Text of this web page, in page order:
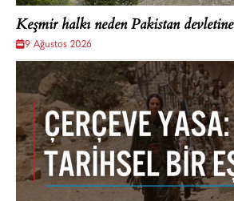
Keşmir halkı neden Pakistan
9 Ağustos 2026